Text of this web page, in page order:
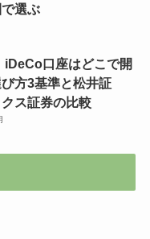
選ぶ
iDeCo口座はどこで開
方3基準と松井証
ス証券の比較